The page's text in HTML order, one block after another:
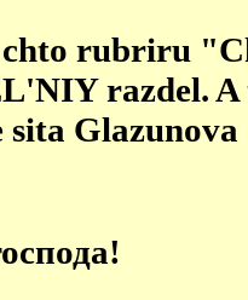
rubriru
razdel. A